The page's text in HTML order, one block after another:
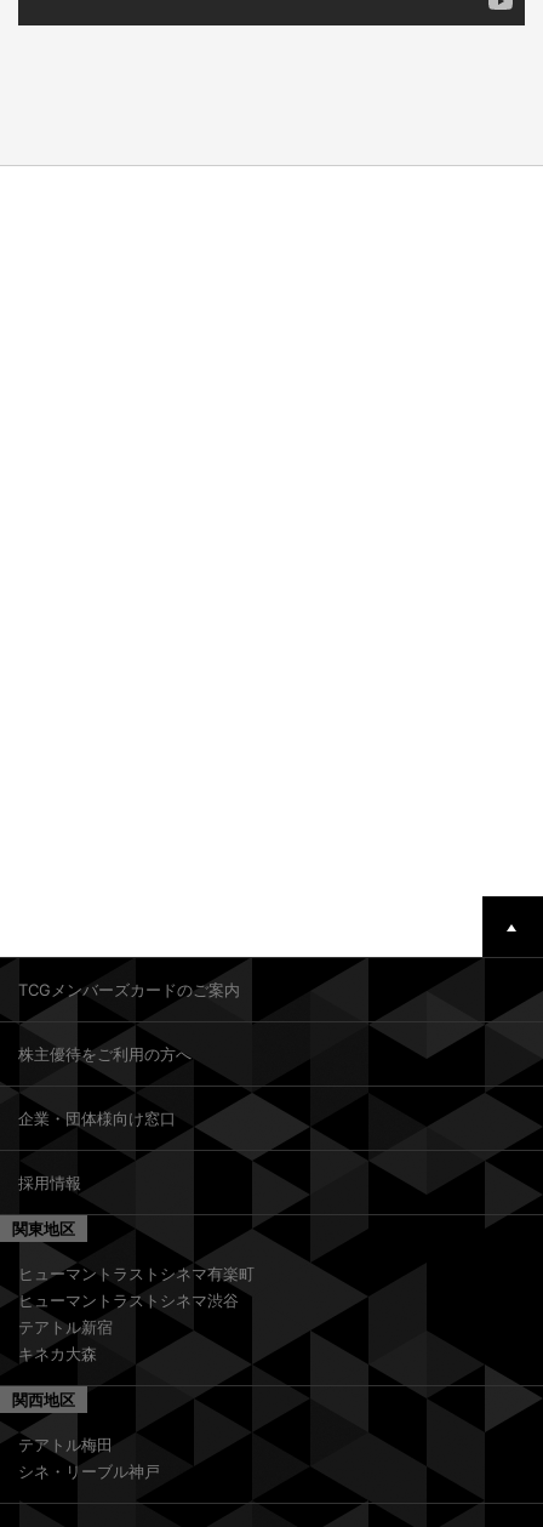
TCGメンバーズカードのご案内
株主優待をご利用の方へ
企業・団体様向け窓口
採用情報
関東地区
ヒューマントラストシネマ有楽町
ヒューマントラストシネマ渋谷
テアトル新宿
キネカ大森
関西地区
テアトル梅田
シネ・リーブル神戸